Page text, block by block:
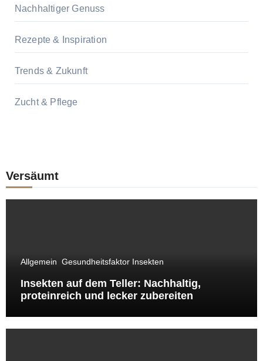
Nachhaltiger Genuss
Rezepte & Inspiration
Trends & Zukunft
Zucht & Pflege
Versäumt
Allgemein Gesundheitsfaktor Insekten
Insekten auf dem Teller: Nachhaltig,
proteinreich und lecker zubereiten